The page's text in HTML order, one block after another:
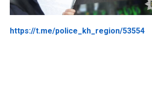
https://t.me/police_kh_region/53554